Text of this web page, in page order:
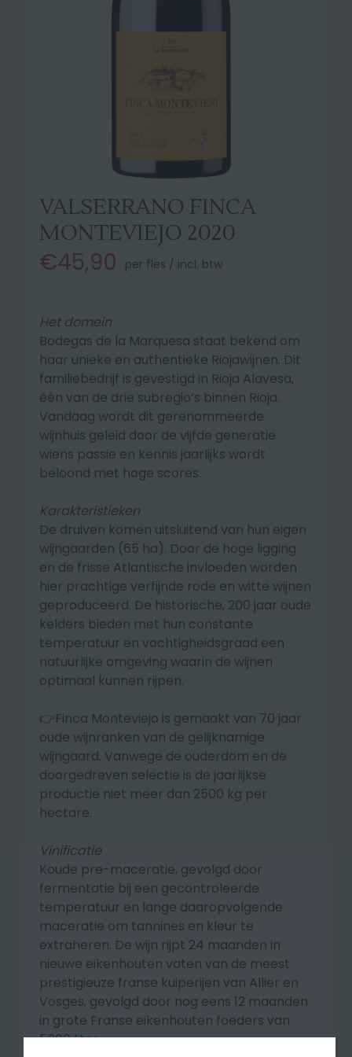
VALSERRANO FINCA
MONTEVIEJO 2020
€45,90 per fles / incl. btw
Het domein
Bodegas de la Marquesa staat bekend om
haar unieke en authentieke Riojawijnen. Dit
familiebedrijf is gevestigd in Rioja Alavesa,
één van de drie subregio’s binnen Rioja.
Vandaag wordt dit gerenommeerde
wijnhuis geleid door de vijfde generatie
wiens passie en kennis jaarlijks wordt
beloond met hoge scores.
Karakteristieken
De druiven komen uitsluitend van hun eigen
wijngaarden (65 ha). Door de hoge ligging
en de frisse Atlantische invloeden worden
hier prachtige verfijnde rode en witte wijnen
geproduceerd. De historische, 200 jaar oude
kelders bieden met hun constante
temperatuur en vochtigheidsgraad een
natuurlijke omgeving waarin de wijnen
optimaal kunnen rijpen.
👉Finca Monteviejo is gemaakt van 70 jaar
oude wijnranken van de gelijknamige
wijngaard. Vanwege de ouderdom en de
doorgedreven selectie is de jaarlijkse
productie niet meer dan 2500 kg per
hectare.
Vinificatie
Koude pre-maceratie, gevolgd door
fermentatie bij een gecontroleerde
temperatuur en lange daaropvolgende
maceratie om tannines en kleur te
extraheren. De wijn rijpt 24 maanden in
nieuwe eikenhouten vaten van de meest
prestigieuze franse kuiperijen van Allier en
Vosges, gevolgd door nog eens 12 maanden
in grote Franse eikenhouten foeders van
5000 liter.